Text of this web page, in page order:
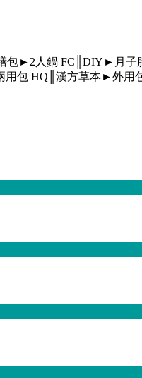
包►2人鍋 FC║DIY►月子
用包 HQ║漢方草本►外用